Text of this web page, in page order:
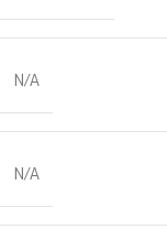
N/A
N/A